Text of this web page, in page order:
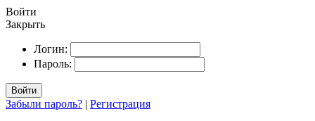
Войти
Закрыть
Логин:
Пароль:
Войти
Забыли пароль? | Регистрация